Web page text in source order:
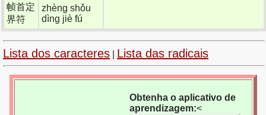
帧首定
界符
zhèng shǒu
dìng jiè fú
Lista dos caracteres Lista das radicais
Obtenha o aplicativo de
aprendizagem:<